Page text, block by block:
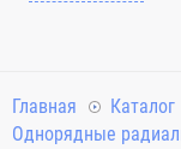
Главная Каталог
Однорядные